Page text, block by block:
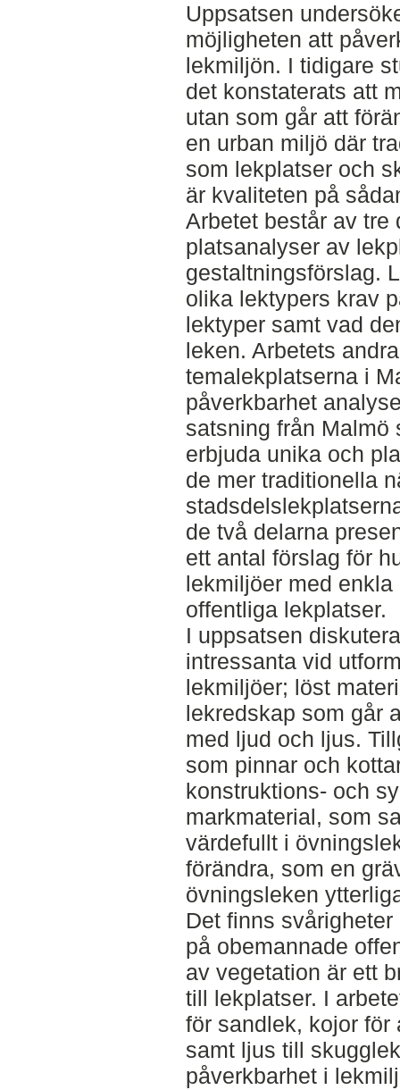
Uppsatsen
möjligheten att
lekmiljön. I tidigare
det konstaterats att
utan som går att
en urban miljö där
som lekplatser och
är kvaliteten på
Arbetet består av tre
platsanalyser av
gestaltningsförslag.
olika lektypers krav
lektyper samt vad
leken. Arbetets
temalekplatserna i
påverkbarhet
satsning från Malmö
erbjuda unika och
de mer traditionella
de två delarna
ett antal förslag för
lekmiljöer med
offentliga lekplatser.
I uppsatsen
intressanta vid
lekmiljöer; löst
lekredskap som går
med ljud och ljus.
som pinnar och
konstruktions- och
markmaterial, som
värdefullt i
förändra, som en
övningsleken
Det finns
på obemannade
av vegetation är ett
till lekplatser. I
för sandlek, kojor
samt ljus till
påverkbarhet i